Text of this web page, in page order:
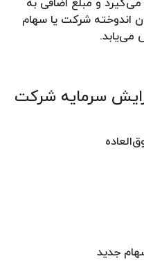
اندوخته شرکت یا سهام
می‌یابد.
سرمایه شرکت
جدید